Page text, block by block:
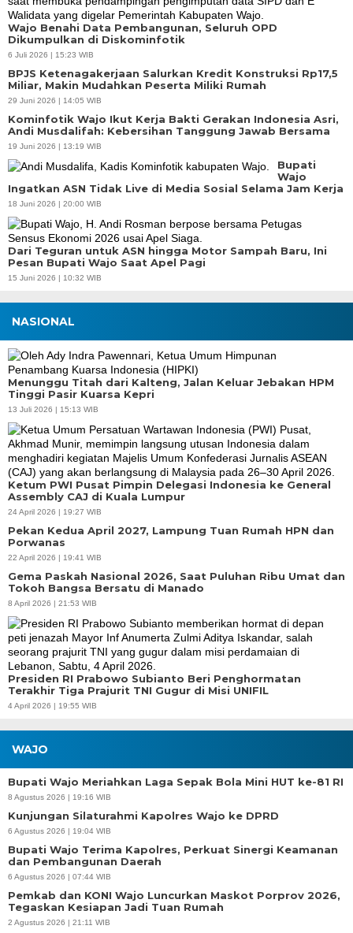
Wajo Benahi Data Pembangunan, Seluruh OPD
Dikumpulkan di Diskominfotik
6 Juli 2026 | 15:23 WIB
BPJS Ketenagakerjaan Salurkan Kredit Konstruksi Rp17,5
Miliar, Makin Mudahkan Peserta Miliki Rumah
29 Juni 2026 | 14:05 WIB
Kominfotik Wajo Ikut Kerja Bakti Gerakan Indonesia Asri,
Andi Musdalifah: Kebersihan Tanggung Jawab Bersama
19 Juni 2026 | 13:19 WIB
Bupati
Wajo
Ingatkan ASN Tidak Live di Media Sosial Selama Jam Kerja
18 Juni 2026 | 20:00 WIB
Dari Teguran untuk ASN hingga Motor Sampah Baru, Ini
Pesan Bupati Wajo Saat Apel Pagi
15 Juni 2026 | 10:32 WIB
NASIONAL
Menunggu Titah dari Kalteng, Jalan Keluar Jebakan HPM
Tinggi Pasir Kuarsa Kepri
13 Juli 2026 | 15:13 WIB
Ketum PWI Pusat Pimpin Delegasi Indonesia ke General
Assembly CAJ di Kuala Lumpur
24 April 2026 | 19:27 WIB
Pekan Kedua April 2027, Lampung Tuan Rumah HPN dan
Porwanas
22 April 2026 | 19:41 WIB
Gema Paskah Nasional 2026, Saat Puluhan Ribu Umat dan
Tokoh Bangsa Bersatu di Manado
8 April 2026 | 21:53 WIB
Presiden RI Prabowo Subianto Beri Penghormatan
Terakhir Tiga Prajurit TNI Gugur di Misi UNIFIL
4 April 2026 | 19:55 WIB
WAJO
Bupati Wajo Meriahkan Laga Sepak Bola Mini HUT ke-81 RI
8 Agustus 2026 | 19:16 WIB
Kunjungan Silaturahmi Kapolres Wajo ke DPRD
6 Agustus 2026 | 19:04 WIB
Bupati Wajo Terima Kapolres, Perkuat Sinergi Keamanan
dan Pembangunan Daerah
6 Agustus 2026 | 07:44 WIB
Pemkab dan KONI Wajo Luncurkan Maskot Porprov 2026,
Tegaskan Kesiapan Jadi Tuan Rumah
2 Agustus 2026 | 21:11 WIB